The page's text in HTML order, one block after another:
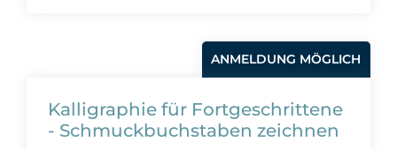
ANMELDUNG MÖGLICH
Kalligraphie für Fortgeschrittene
- Schmuckbuchstaben zeichnen